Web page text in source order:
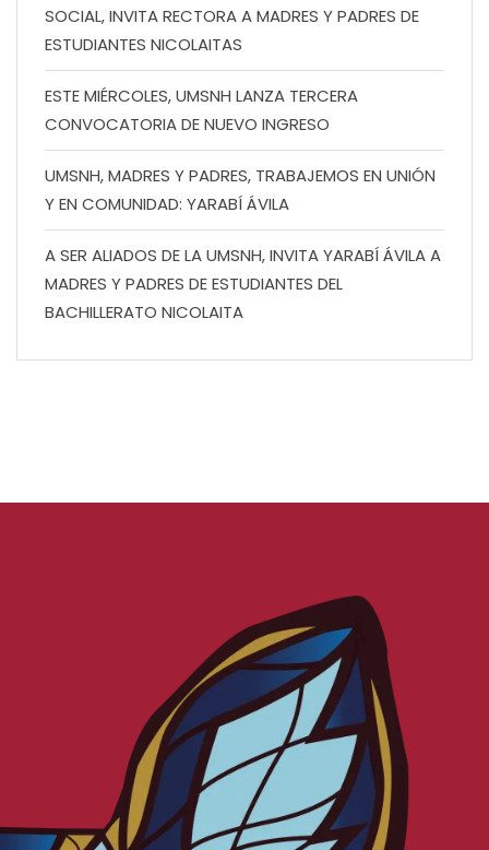
SOCIAL, INVITA RECTORA A MADRES Y PADRES DE
ESTUDIANTES NICOLAITAS
ESTE MIÉRCOLES, UMSNH LANZA TERCERA
CONVOCATORIA DE NUEVO INGRESO
UMSNH, MADRES Y PADRES, TRABAJEMOS EN UNIÓN
Y EN COMUNIDAD: YARABÍ ÁVILA
A SER ALIADOS DE LA UMSNH, INVITA YARABÍ ÁVILA A
MADRES Y PADRES DE ESTUDIANTES DEL
BACHILLERATO NICOLAITA